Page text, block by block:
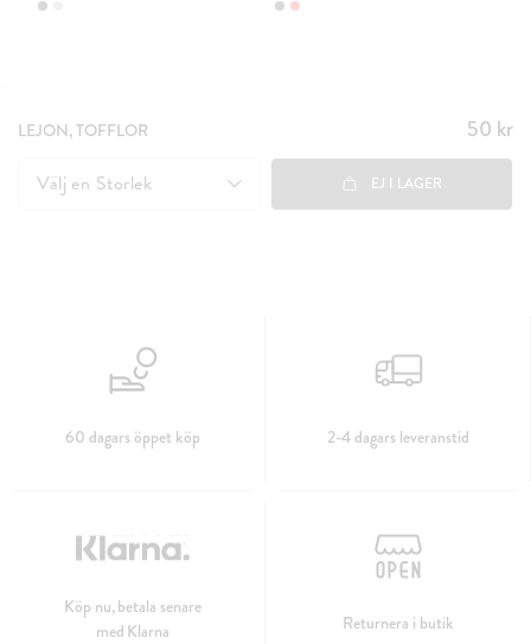
LEJON, TOFFLOR Pris:
50 kr
50 kr
Välj en Storlek EJ I LAGER
60 dagars öppet köp 2-4 dagars leveranstid
Köp nu, betala senare
med Klarna
Returnera i butik